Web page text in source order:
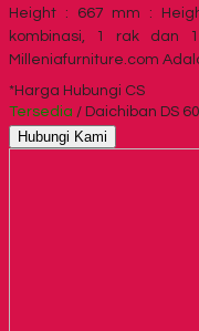
Height : 667 mm :
kombinasi, 1 rak dan
Milleniafurniture.com
*Harga Hubungi CS
Tersedia / Daichiban DS
Hubungi Kami